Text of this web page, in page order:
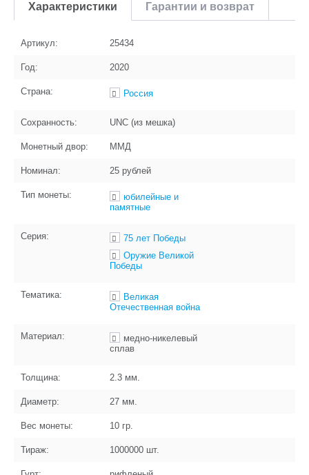
Характеристики Гарантии и возврат
Артикул: 25434
Год: 2020
Страна: Россия
Сохранность: UNC (из мешка)
Монетный двор: ММД
Номинал: 25 рублей
Тип монеты:
юбилейные и
памятные
Серия:
75 лет Победы
Оружие Великой
Победы
Тематика:
Великая
Отечественная война
Материал:
медно-никелевый
сплав
Толщина: 2.3 мм.
Диаметр: 27 мм.
Вес монеты: 10 гр.
Тираж: 1000000 шт.